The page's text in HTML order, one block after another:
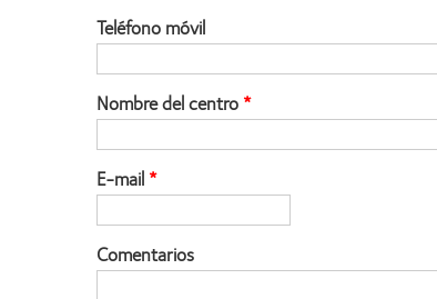
Teléfono móvil
Nombre del centro
E-mail
Comentarios